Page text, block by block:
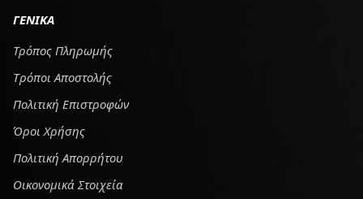
ΓΕΝΙΚΑ
Τρόπος Πληρωμής
Tρόποι Αποστολής
Πολιτική Επιστροφών
Όροι Χρήσης
Πολιτική Απορρήτου
Οικονομικά Στοιχεία